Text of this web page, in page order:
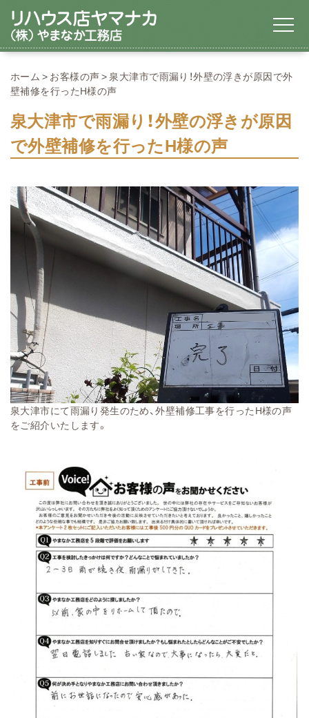
ホーム お客様の声
泉大津市で雨漏り！外壁の浮きが原因で外
壁補修を行ったH様の声
泉大津市で雨漏り！外壁の浮きが原因
で外壁補修を行ったH様の声
泉大津市にて雨漏り発生のため、外壁補修工事を行ったH様の声
をご紹介いたします。